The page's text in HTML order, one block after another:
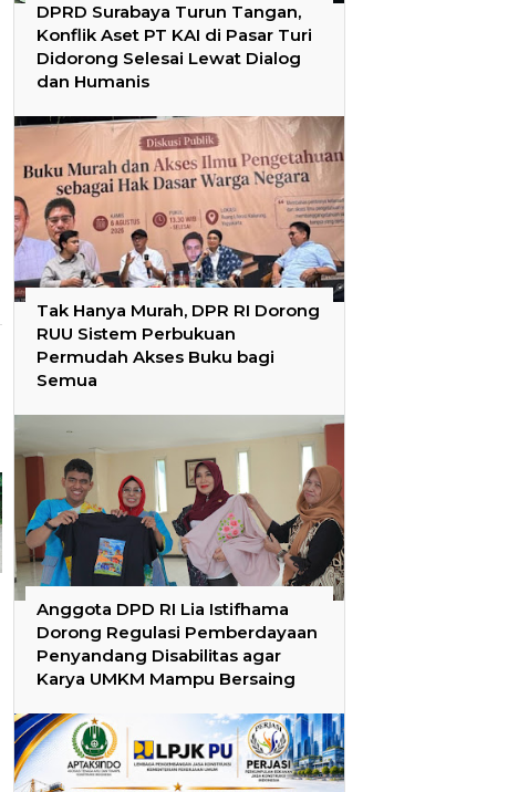
DPRD Surabaya Turun Tangan,
Konflik Aset PT KAI di Pasar Turi
Didorong Selesai Lewat Dialog
dan Humanis
Tak Hanya Murah, DPR RI Dorong
RUU Sistem Perbukuan
Permudah Akses Buku bagi
Semua
Anggota DPD RI Lia Istifhama
Dorong Regulasi Pemberdayaan
Penyandang Disabilitas agar
Karya UMKM Mampu Bersaing